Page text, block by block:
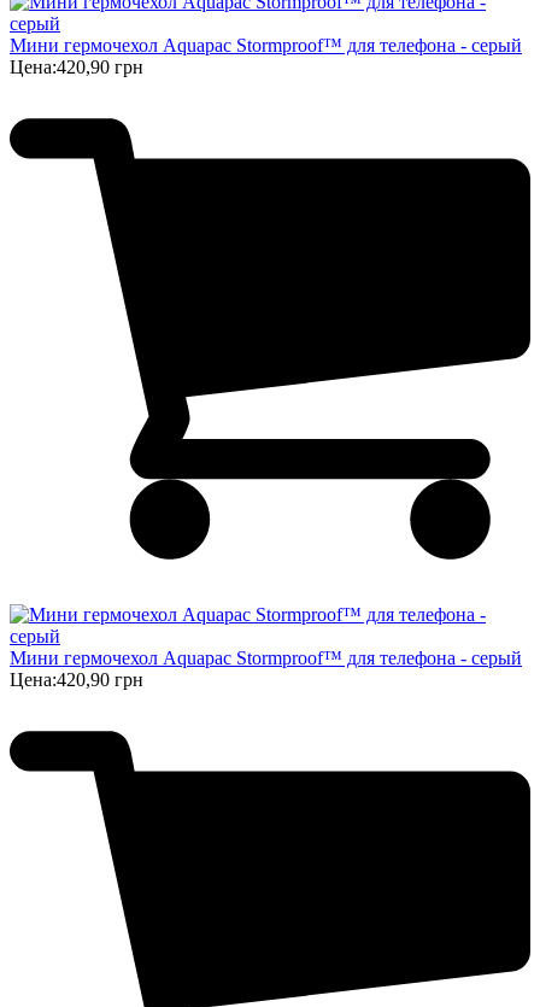
Мини гермочехол Aquapac Stormproof™ для телефона - серый
Цена:420,90 грн
Мини гермочехол Aquapac Stormproof™ для телефона - серый
Цена:420,90 грн